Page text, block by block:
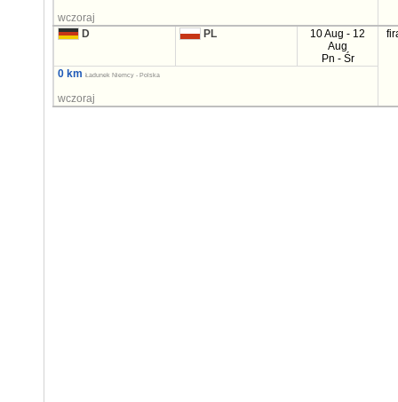
wczoraj
D
PL
10 Aug - 12
Aug
Pn - Śr
0 km Ładunek Niemcy - Polska
wczoraj